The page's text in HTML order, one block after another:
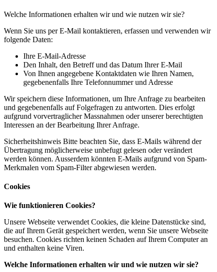
Welche Informationen erhalten wir und wie nutzen wir sie?
Wenn Sie uns per E-Mail kontaktieren, erfassen und verwenden wir
folgende Daten:
Ihre E-Mail-Adresse
Den Inhalt, den Betreff und das Datum Ihrer E-Mail
Von Ihnen angegebene Kontaktdaten wie Ihren Namen,
gegebenenfalls Ihre Telefonnummer und Adresse
Wir speichern diese Informationen, um Ihre Anfrage zu bearbeiten
und gegebenenfalls auf Folgefragen zu antworten. Dies erfolgt
aufgrund vorvertraglicher Massnahmen oder unserer berechtigten
Interessen an der Bearbeitung Ihrer Anfrage.
Sicherheitshinweis Bitte beachten Sie, dass E-Mails während der
Übertragung möglicherweise unbefugt gelesen oder verändert
werden können. Ausserdem könnten E-Mails aufgrund von Spam-
Merkmalen vom Spam-Filter abgewiesen werden.
Cookies
Wie funktionieren Cookies?
Unsere Webseite verwendet Cookies, die kleine Datenstücke sind,
die auf Ihrem Gerät gespeichert werden, wenn Sie unsere Webseite
besuchen. Cookies richten keinen Schaden auf Ihrem Computer an
und enthalten keine Viren.
Welche Informationen erhalten wir und wie nutzen wir sie?